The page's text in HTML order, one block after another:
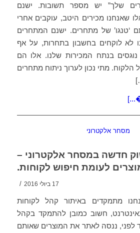
שלך” יש מספר תשובות. ישנם
שאנחנו מכירים היטב, עוקבים אחרי
‘טנגו’ של מתחרים. ישנם המתחרים
לא לוקחים בחשבון בתחרות, על אף
בנתח המכירות שלנו. אלו הם
מתי נכון לערוך ניתוח מתחרים
חדשה במסחר אלקטרוני –
לעומת חיפוש לקוחות.
17 ביולי 2016 /
מתמקדים באיתור קהל לקוחות
חשוב כמובן להתמקד בקהל
לפני, ננסה לאתר את המוצרים שאותם